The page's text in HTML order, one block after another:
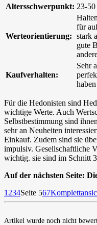
Altersschwerpunkt: 23-50
Werteorientierung:
für
stark
gute
Kaufverhalten:
Sehr
Für die Hedonisten sind
wichtige Werte. Auch
Selbstbestimmung sind
sehr an Neuheiten
Einkauf. Zudem sind sie
impulsiv. Gesellschaftliche
wichtig. sie sind im Schnitt
Auf der nächsten Seite:
1 234Seite 567
Artikel wurde noch nicht